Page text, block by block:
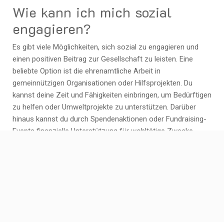
Wie kann ich mich sozial
engagieren?
Es gibt viele Möglichkeiten, sich sozial zu engagieren und
einen positiven Beitrag zur Gesellschaft zu leisten. Eine
beliebte Option ist die ehrenamtliche Arbeit in
gemeinnützigen Organisationen oder Hilfsprojekten. Du
kannst deine Zeit und Fähigkeiten einbringen, um Bedürftigen
zu helfen oder Umweltprojekte zu unterstützen. Darüber
hinaus kannst du durch Spendenaktionen oder Fundraising-
Events finanzielle Unterstützung für wohltätige Zwecke